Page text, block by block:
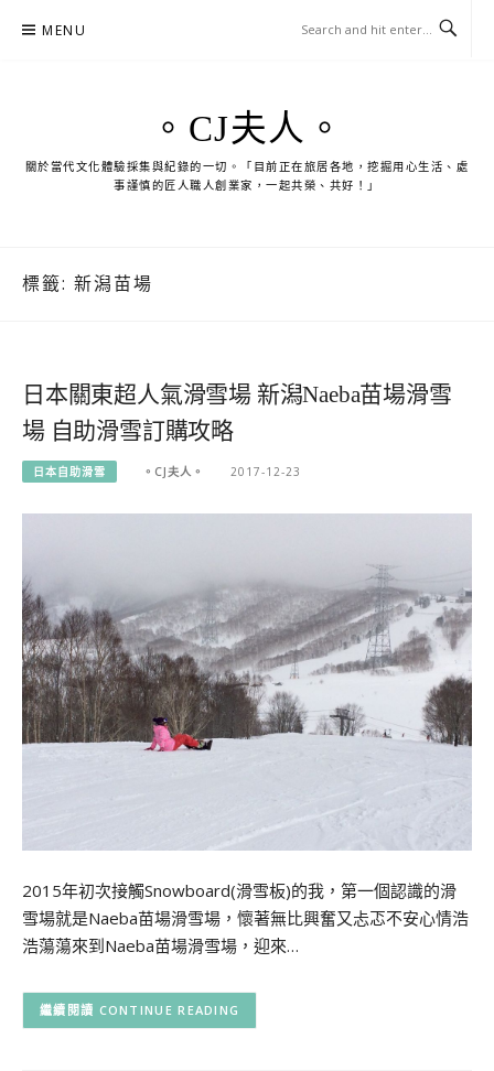
MENU
。CJ夫人。
關於當代文化體驗採集與紀錄的一切。「目前正在旅居各地，挖掘用心生活、處
事謹慎的匠人職人創業家，一起共榮、共好！」
標籤: 新潟苗場
日本關東超人氣滑雪場 新潟Naeba苗場滑雪
場 自助滑雪訂購攻略
日本自助滑雪 。CJ夫人。 2017-12-23
2015年初次接觸Snowboard(滑雪板)的我，第一個認識的滑
雪場就是Naeba苗場滑雪場，懷著無比興奮又忐忑不安心情浩
浩蕩蕩來到Naeba苗場滑雪場，迎來…
CONTINUE READING